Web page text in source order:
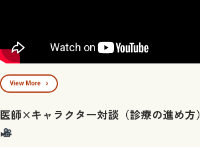
View More
医師×キャラクター対談（診療の進め方）